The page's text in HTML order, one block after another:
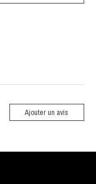
Ajouter un avis